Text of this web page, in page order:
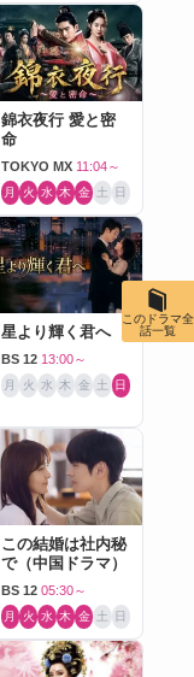
錦衣夜行 愛と密
命
TOKYO MX 11:04～
月 火 水 木 金 土 日
星より輝く君へ
BS 12 13:00～
月 火 水 木 金 土 日
この結婚は社内秘
で（中国ドラマ）
BS 12 05:30～
月 火 水 木 金 土 日
このドラマ全
話一覧